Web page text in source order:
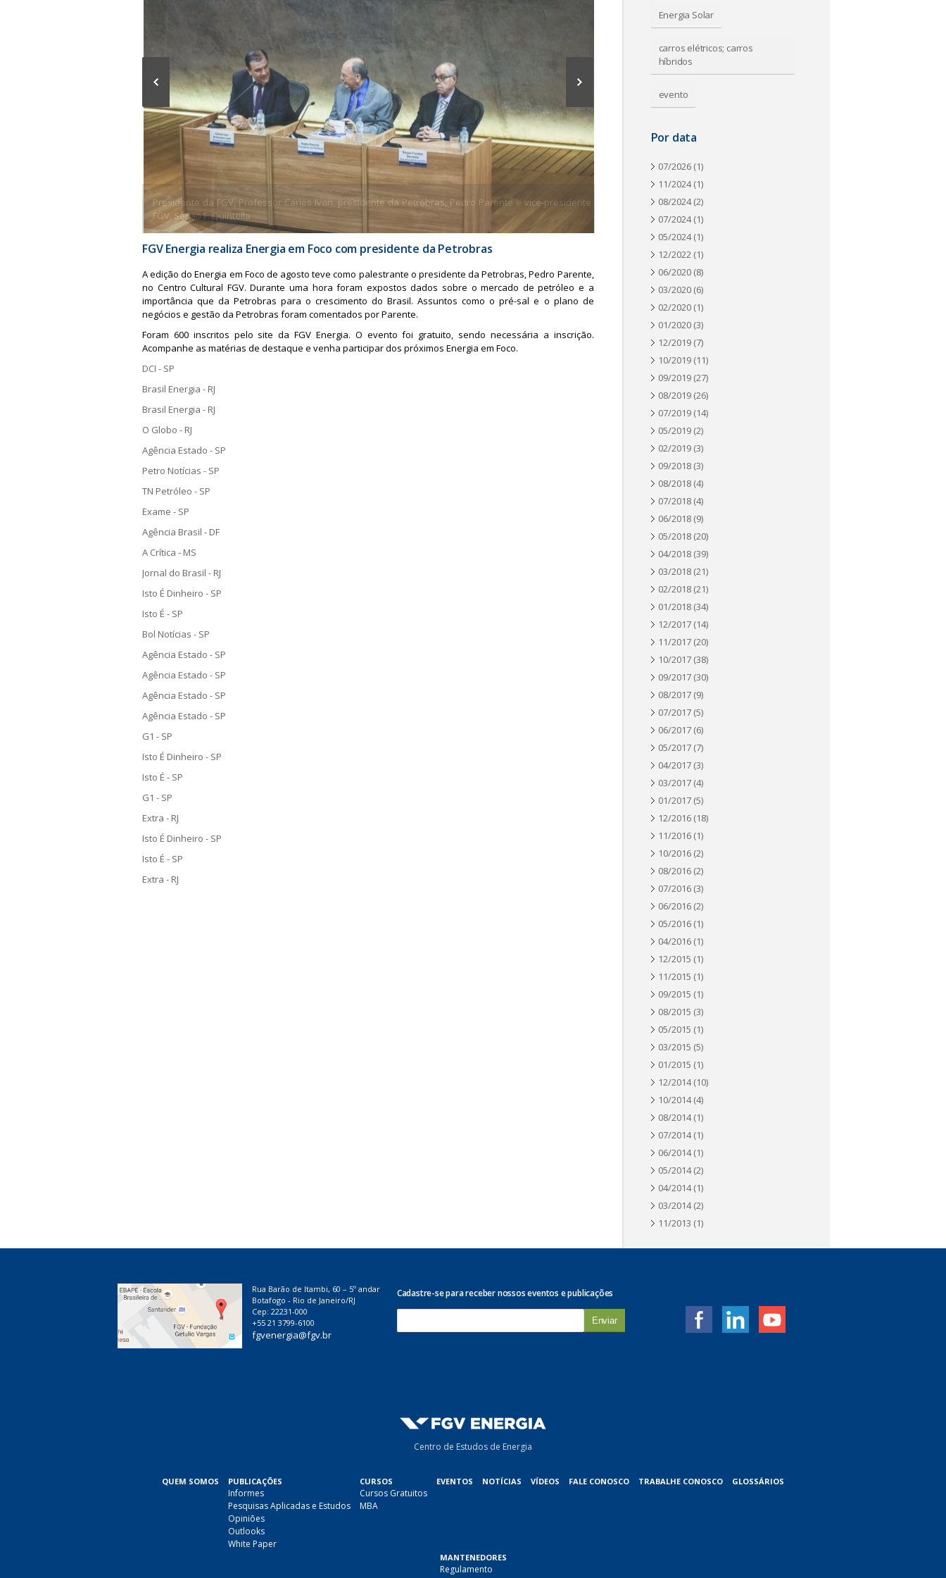
Presidente da FGV, Professor Carlos Ivan, presidente da Petrobras, Pedro Parente e vice-presidente da
FGV, Sérgio F. Quintella
FGV Energia realiza Energia em Foco com presidente da Petrobras
A edição do Energia em Foco de agosto teve como palestrante o presidente da Petrobras, Pedro Parente,
no Centro Cultural FGV. Durante uma hora foram expostos dados sobre o mercado de petróleo e a
importância que da Petrobras para o crescimento do Brasil. Assuntos como o pré-sal e o plano de
negócios e gestão da Petrobras foram comentados por Parente.
Foram 600 inscritos pelo site da FGV Energia. O evento foi gratuito, sendo necessária a inscrição.
Acompanhe as matérias de destaque e venha participar dos próximos Energia em Foco.
DCI - SP
Brasil Energia - RJ
Brasil Energia - RJ
O Globo - RJ
Agência Estado - SP
Petro Notícias - SP
TN Petróleo - SP
Exame - SP
Agência Brasil - DF
A Crítica - MS
Jornal do Brasil - RJ
Isto É Dinheiro - SP
Isto É - SP
Bol Notícias - SP
Agência Estado - SP
Agência Estado - SP
Agência Estado - SP
Agência Estado - SP
G1 - SP
Isto É Dinheiro - SP
Isto É - SP
G1 - SP
Extra - RJ
Isto É Dinheiro - SP
Isto É - SP
Extra - RJ
Energia Solar
carros elétricos; carros
híbridos
evento
Por data
07/2026(1)
11/2024(1)
08/2024(2)
07/2024(1)
05/2024(1)
12/2022(1)
06/2020(8)
03/2020(6)
02/2020(1)
01/2020(3)
12/2019(7)
10/2019(11)
09/2019(27)
08/2019(26)
07/2019(14)
05/2019(2)
02/2019(3)
09/2018(3)
08/2018(4)
07/2018(4)
06/2018(9)
05/2018(20)
04/2018(39)
03/2018(21)
02/2018(21)
01/2018(34)
12/2017(14)
11/2017(20)
10/2017(38)
09/2017(30)
08/2017(9)
07/2017(5)
06/2017(6)
05/2017(7)
04/2017(3)
03/2017(4)
01/2017(5)
12/2016(18)
11/2016(1)
10/2016(2)
08/2016(2)
07/2016(3)
06/2016(2)
05/2016(1)
04/2016(1)
12/2015 (1)
11/2015 (1)
09/2015 (1)
08/2015 (3)
05/2015 (1)
03/2015 (5)
01/2015 (1)
12/2014(10)
10/2014(4)
08/2014(1)
07/2014(1)
06/2014(1)
05/2014(2)
04/2014(1)
03/2014(2)
11/2013 (1)
Rua Barão de Itambi, 60 – 5º andar
Botafogo - Rio de Janeiro/RJ
Cep: 22231-000
+55 21 3799-6100
fgvenergia@fgv.br
Cadastre-se para receber nossos eventos e publicações
-
Centro de Estudos de Energia
QUEM SOMOS PUBLICAÇÕES
Informes
Pesquisas Aplicadas e Estudos
Opiniões
Outlooks
White Paper
CURSOS
Cursos Gratuitos
MBA
EVENTOS NOTÍCIAS VÍDEOS FALE CONOSCO TRABALHE CONOSCO GLOSSÁRIOS
MANTENEDORES
Regulamento